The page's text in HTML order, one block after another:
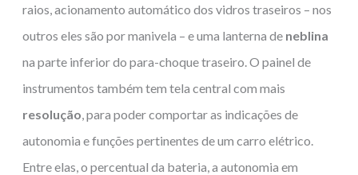
raios, acionamento automático dos vidros traseiros – nos
outros eles são por manivela – euma lanterna de neblina
na parte inferior do para-choque traseiro. O painel de
instrumentos também tem tela central com mais
resolução , para poder comportar as indicações de
autonomia e funções pertinentes de um carro elétrico.
Entre elas, o percentual da bateria, a autonomia em